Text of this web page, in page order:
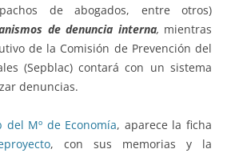
de abogados, entre otros)
de denuncia interna, mientras
de la Comisión de Prevención del
(Sepblac) contará con un sistema
denuncias.
del Mº de Economía, aparece la ficha
, con sus memorias y la